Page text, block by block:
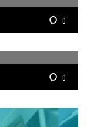
0
0